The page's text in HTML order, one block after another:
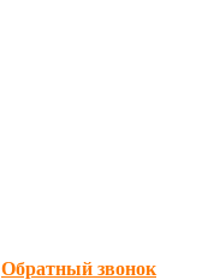
Обратный звонок